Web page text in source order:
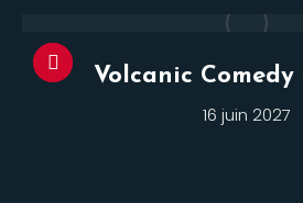
Volcanic Comedy
16 juin 2027